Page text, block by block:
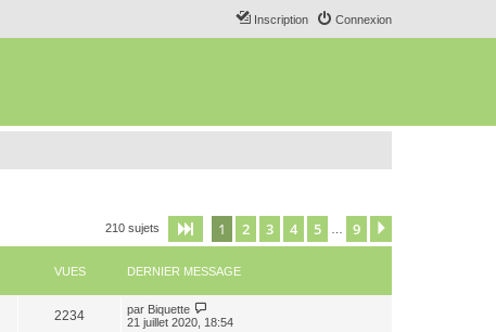
Connexion
Inscription
210 sujets Page sur9
1 2 3 4 5 9
VUES DERNIER MESSAGE
2234 par Biquette
21 juillet 2020, 18:54